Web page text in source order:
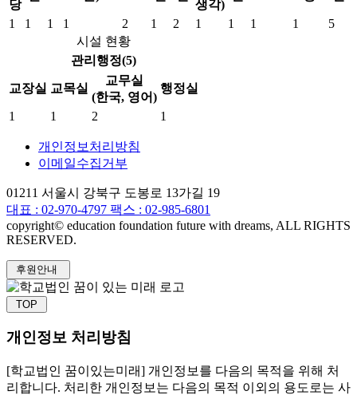
당
생각)
1 1 1 1 2 1 2 1 1 1 1
5
시설 현황
관리행정(5)
교장실 교목실
교무실
(한국, 영어)
행정실
1 1 2 1
개인정보처리방침
이메일수집거부
01211 서울시 강북구 도봉로 13가길 19
대표 : 02-970-4797 팩스 : 02-985-6801
copyright© education foundation future with dreams, ALL RIGHTS
RESERVED.
후원안내
TOP
개인정보 처리방침
[학교법인 꿈이있는미래] 개인정보를 다음의 목적을 위해 처
리합니다. 처리한 개인정보는 다음의 목적 이외의 용도로는 사